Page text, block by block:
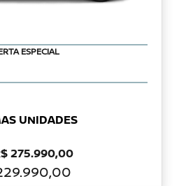
ESPECIAL
UNIDADES
275.990,00